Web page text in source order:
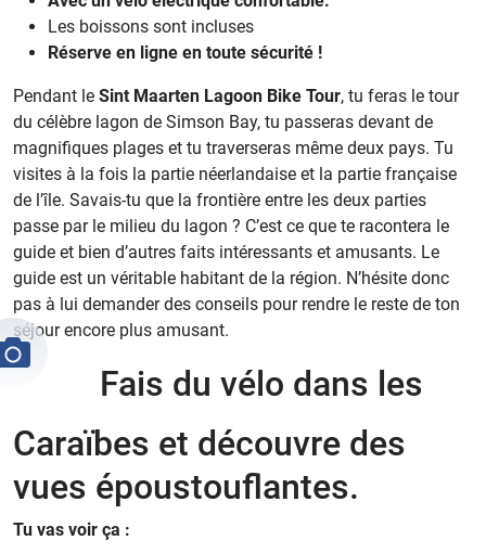
Les boissons sont incluses
Réserve en ligne en toute sécurité !
Pendant le Sint Maarten Lagoon Bike Tour, tu feras le tour
du célèbre lagon de Simson Bay, tu passeras devant de
magnifiques plages et tu traverseras même deux pays. Tu
visites à la fois la partie néerlandaise et la partie française
de l’île. Savais-tu que la frontière entre les deux parties
passe par le milieu du lagon ? C’est ce que te racontera le
guide et bien d’autres faits intéressants et amusants. Le
guide est un véritable habitant de la région. N’hésite donc
pas à lui demander des conseils pour rendre le reste de ton
séjour encore plus amusant.
Fais du vélo dans les
Caraïbes et découvre des
vues époustouflantes.
Tu vas voir ça :